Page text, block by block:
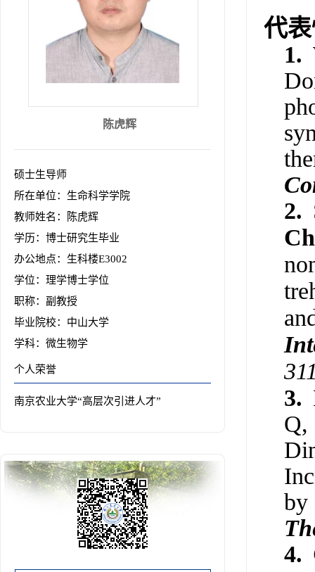
陈虎辉
硕士生导师
所在单位：生命科学学院
教师姓名：陈虎辉
学历：博士研究生毕业
办公地点：生科楼E3002
学位：理学博士学位
职称：副教授
毕业院校：中山大学
学科：微生物学
个人荣誉
南京农业大学“高层次引进人才”
代
1.
2.
3.
Q,
by
4.